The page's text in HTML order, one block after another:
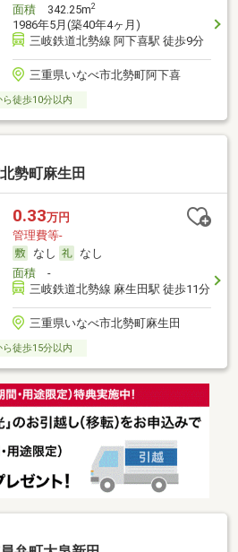
面積342.25m2
1986年5月(築40年4ヶ月)
三岐鉄道北勢線 阿下喜駅 徒歩9分
三重県いなべ市北勢町阿下喜
ら徒歩10分以内
勢町麻生田
0.33万円
管理費等-
なし
なし
面積-
三岐鉄道北勢線 麻生田駅 徒歩11分
三重県いなべ市北勢町麻生田
ら徒歩15分以内